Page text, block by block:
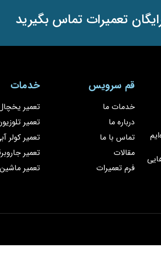
تعمیرات تماس بگیرید
قم سرویس
خدمات ما
درباره ما
تماس با ما
مقالات
فرم تعمیرات
خدمات
تعمیر
تعمیر
تعمیر کولر
تعمیر
تعمیر